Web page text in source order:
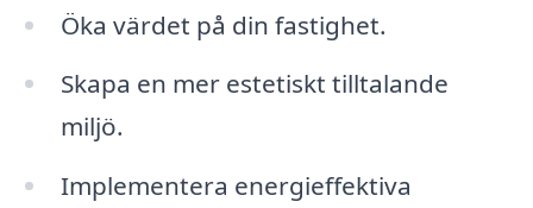
Öka värdet på din fastighet.
Skapa en mer estetiskt tilltalande
miljö.
Implementera energieffektiva